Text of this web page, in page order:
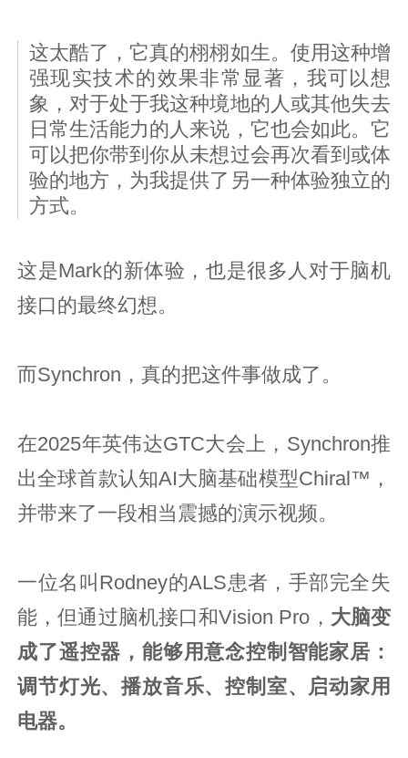
这太酷了，它真的栩栩如生。使用这种增
强现实技术的效果非常显著，我可以想
象，对于处于我这种境地的人或其他失去
日常生活能力的人来说，它也会如此。它
可以把你带到你从未想过会再次看到或体
验的地方，为我提供了另一种体验独立的
方式。
这是Mark的新体验，也是很多人对于脑机
接口的最终幻想。
而Synchron，真的把这件事做成了。
在2025年英伟达GTC大会上，Synchron推
出全球首款认知AI大脑基础模型Chiral™，
并带来了一段相当震撼的演示视频。
一位名叫Rodney的ALS患者，手部完全失
能，但通过脑机接口和Vision Pro， 大脑变
成了遥控器，能够用意念控制智能家居：
调节灯光、播放音乐、控制室、启动家用
电器。